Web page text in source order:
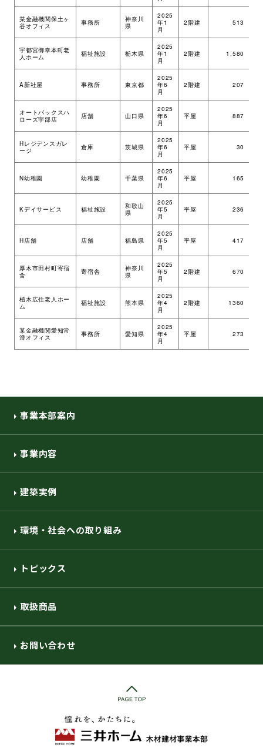
某金融機関保土ヶ
谷オフィス
事務所
神奈川
県
2025
年1
月
2階建 513
宇都宮御幸本町老
人ホーム
福祉施設 栃木県
2025
年1
月
2階建 1,580
A新社屋 事務所 東京都
2025
年6
月
2階建 207
オートバックスハ
ローズ宇部店
店舗 山口県
2025
年6
月
平屋 887
Hレジデンスガレ
ージ
倉庫 茨城県
2025
年6
月
平屋 30
N幼稚園 幼稚園 千葉県
2025
年6
月
平屋 165
Kデイサービス 福祉施設
和歌山
県
2025
年5
月
平屋 236
H店舗 店舗 福島県
2025
年5
月
平屋 417
厚木市田村町寄宿
舎
寄宿舎
神奈川
県
2025
年5
月
2階建 670
植木広住老人ホー
ム
福祉施設 熊本県
2025
年4
月
2階建 1360
某金融機関愛知常
滑オフィス
事務所 愛知県
2025
年4
月
平屋 273
事業本部案内
事業内容
建築実例
環境・社会への取り組み
トピックス
取扱商品
お問い合わせ